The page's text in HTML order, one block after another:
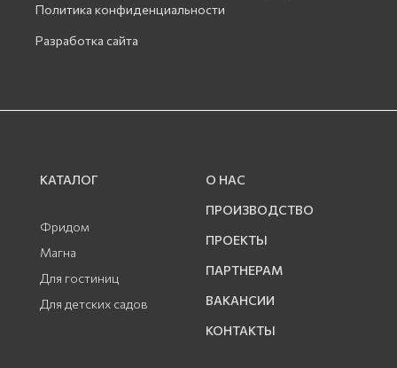
Политика конфиденциальности
Разработка сайта
КАТАЛОГ
Фридом
Магна
Для гостиниц
Для детских садов
О НАС
ПРОИЗВОДСТВО
ПРОЕКТЫ
ПАРТНЕРАМ
ВАКАНСИИ
КОНТАКТЫ